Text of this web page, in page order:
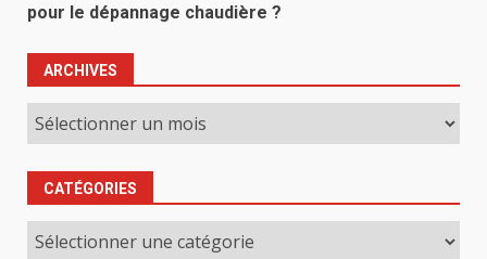
pour le dépannage chaudière ?
ARCHIVES
Archives
CATÉGORIES
Catégories